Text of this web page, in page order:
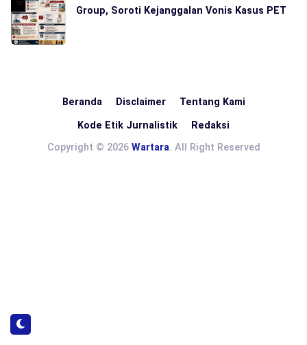
Group, Soroti Kejanggalan Vonis Kasus PET
Beranda Disclaimer Tentang Kami
Kode Etik Jurnalistik
Redaksi
Copyright © 2026 Wartara. All Right Reserved